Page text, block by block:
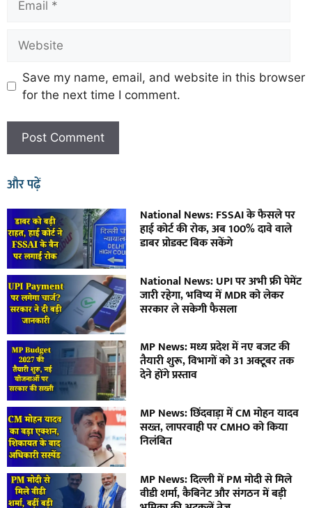
Save my name, email, and website in this browser
for the next time I comment.
और पढ़ें
National News: FSSAI के फैसले पर
हाई कोर्ट की रोक, अब 100% दावे वाले
डाबर प्रोडक्ट बिक सकेंगे
National News: UPI पर अभी फ्री पेमेंट
जारी रहेगा, भविष्य में MDR को लेकर
सरकार ले सकेगी फैसला
MP News: मध्य प्रदेश में नए बजट की
तैयारी शुरू, विभागों को 31 अक्टूबर तक
देने होंगे प्रस्ताव
MP News: छिंदवाड़ा में CM मोहन यादव
सख्त, लापरवाही पर CMHO को किया
निलंबित
MP News: दिल्ली में PM मोदी से मिले
वीडी शर्मा, कैबिनेट और संगठन में बड़ी